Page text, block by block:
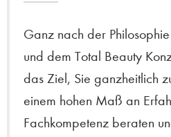
Ganz nach der
und dem Total Beauty
das Ziel, Sie ganzheitlich
einem hohen Maß an
Fachkompetenz beraten